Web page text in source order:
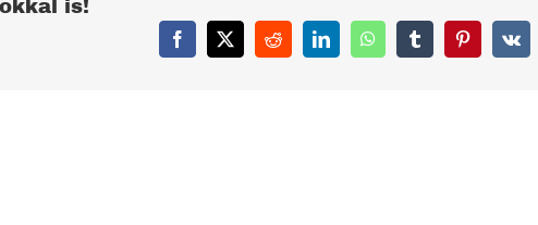
is!
Facebook
X RedditLinkedInWhatsAppTumblrPinterest
Vk